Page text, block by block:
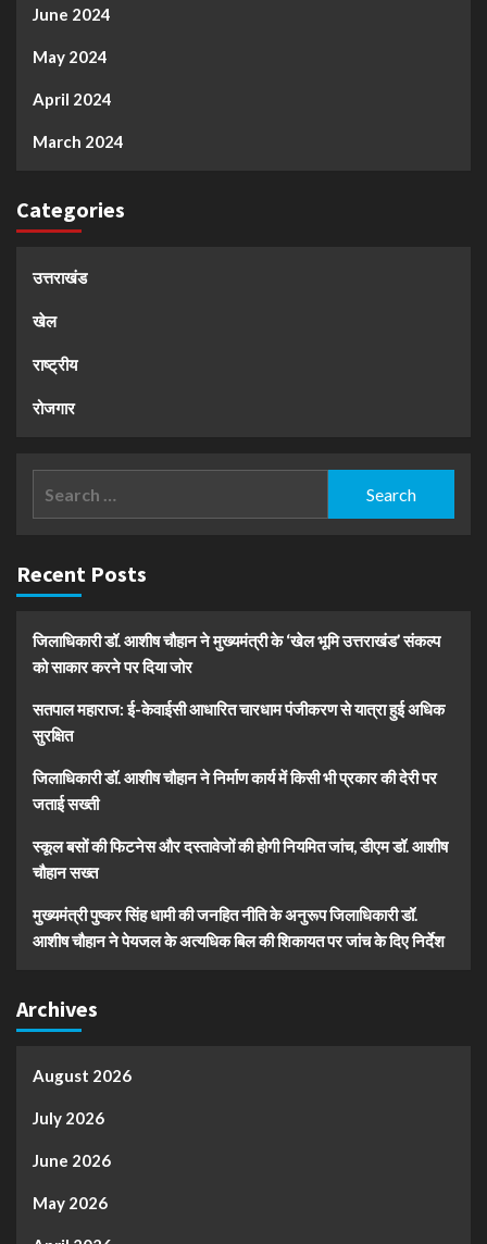
June 2024
May 2024
April 2024
March 2024
Categories
उत्तराखंड
खेल
राष्ट्रीय
रोजगार
Recent Posts
जिलाधिकारी डॉ. आशीष चौहान ने मुख्यमंत्री के ‘खेल भूमि उत्तराखंड’ संकल्प
को साकार करने पर दिया जोर
सतपाल महाराज: ई-केवाईसी आधारित चारधाम पंजीकरण से यात्रा हुई अधिक
सुरक्षित
जिलाधिकारी डॉ. आशीष चौहान ने निर्माण कार्य में किसी भी प्रकार की देरी पर
जताई सख्ती
स्कूल बसों की फिटनेस और दस्तावेजों की होगी नियमित जांच, डीएम डॉ. आशीष
चौहान सख्त
मुख्यमंत्री पुष्कर सिंह धामी की जनहित नीति के अनुरूप जिलाधिकारी डॉ.
आशीष चौहान ने पेयजल के अत्यधिक बिल की शिकायत पर जांच के दिए निर्देश
Archives
August 2026
July 2026
June 2026
May 2026